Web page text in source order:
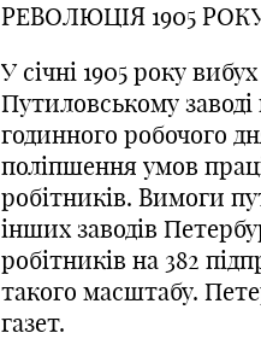
РЕВОЛЮЦІЯ 1905
У січні 1905 року
Путиловському
годинного робочого
поліпшення умов
робітників. Вимоги
інших заводів
робітників на 382
такого масштабу.
газет.